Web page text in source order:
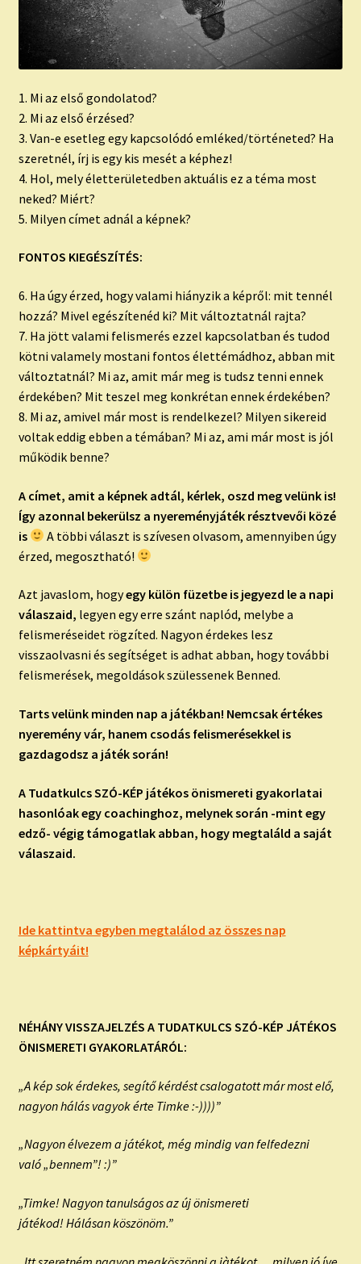
1. Mi az első gondolatod?
2. Mi az első érzésed?
3. Van-e esetleg egy kapcsolódó emléked/történeted? Ha
szeretnél, írj is egy kis mesét a képhez!
4. Hol, mely életterületedben aktuális ez a téma most
neked? Miért?
5. Milyen címet adnál a képnek?
FONTOS KIEGÉSZÍTÉS:
6. Ha úgy érzed, hogy valami hiányzik a képről: mit tennél
hozzá? Mivel egészítenéd ki? Mit változtatnál rajta?
7. Ha jött valami felismerés ezzel kapcsolatban és tudod
kötni valamely mostani fontos élettémádhoz, abban mit
változtatnál? Mi az, amit már meg is tudsz tenni ennek
érdekében? Mit teszel meg konkrétan ennek érdekében?
8. Mi az, amivel már most is rendelkezel? Milyen sikereid
voltak eddig ebben a témában? Mi az, ami már most is jól
működik benne?
A címet, amit a képnek adtál, kérlek, oszd meg velünk is!
Így azonnal bekerülsz a nyereményjáték résztvevői közé
is
A többi választ is szívesen olvasom, amennyiben úgy
érzed, megosztható!
Azt javaslom, hogyegy külön füzetbe is jegyezd le a napi
válaszaid, legyen egy erre szánt naplód, melybe a
felismeréseidet rögzíted. Nagyon érdekes lesz
visszaolvasni és segítséget is adhat abban, hogy további
felismerések, megoldások szülessenek Benned.
Tarts velünk minden nap a játékban! Nemcsak értékes
nyeremény vár, hanem csodás felismerésekkel is
gazdagodsz a játék során!
A Tudatkulcs SZÓ-KÉP játékos önismereti gyakorlatai
hasonlóak egy coachinghoz, melynek során -mint egy
edző- végig támogatlak abban, hogy megtaláld a saját
válaszaid.
Ide kattintva egyben megtalálod az összes nap
képkártyáit!
NÉHÁNY VISSZAJELZÉS A TUDATKULCS SZÓ-KÉP JÁTÉKOS
ÖNISMERETI GYAKORLATÁRÓL:
„A kép sok érdekes, segítő kérdést csalogatott már most elő,
nagyon hálás vagyok érte Timke :-))))”
„Nagyon élvezem a játékot, még mindig van felfedezni
való „bennem”! :)”
„Timke! Nagyon tanulságos az új önismereti
játékod! Hálásan köszönöm.”